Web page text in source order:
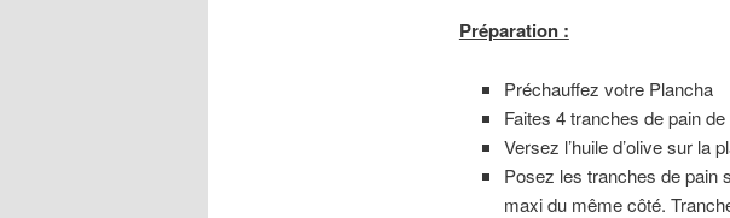
Préparation :
Préchauffez votre Plancha
Faites 4 tranches de pain
Versez l’huile d’olive sur la
Posez les tranches de pain
maxi du même côté.